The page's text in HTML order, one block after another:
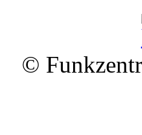
©